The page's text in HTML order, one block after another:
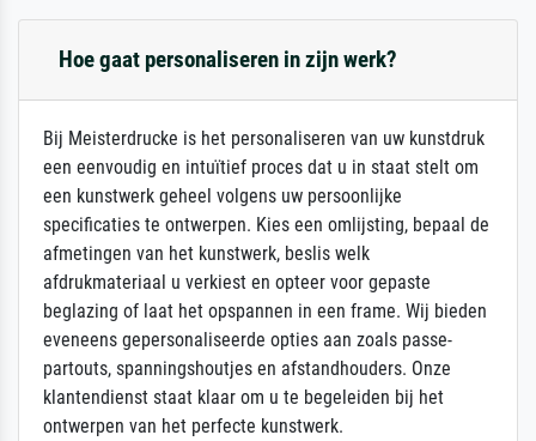
Hoe gaat personaliseren in zijn werk?
Bij Meisterdrucke is het personaliseren van uw kunstdruk
een eenvoudig en intuïtief proces dat u in staat stelt om
een kunstwerk geheel volgens uw persoonlijke
specificaties te ontwerpen. Kies een omlijsting, bepaal de
afmetingen van het kunstwerk, beslis welk
afdrukmateriaal u verkiest en opteer voor gepaste
beglazing of laat het opspannen in een frame. Wij bieden
eveneens gepersonaliseerde opties aan zoals passe-
partouts, spanningshoutjes en afstandhouders. Onze
klantendienst staat klaar om u te begeleiden bij het
ontwerpen van het perfecte kunstwerk.